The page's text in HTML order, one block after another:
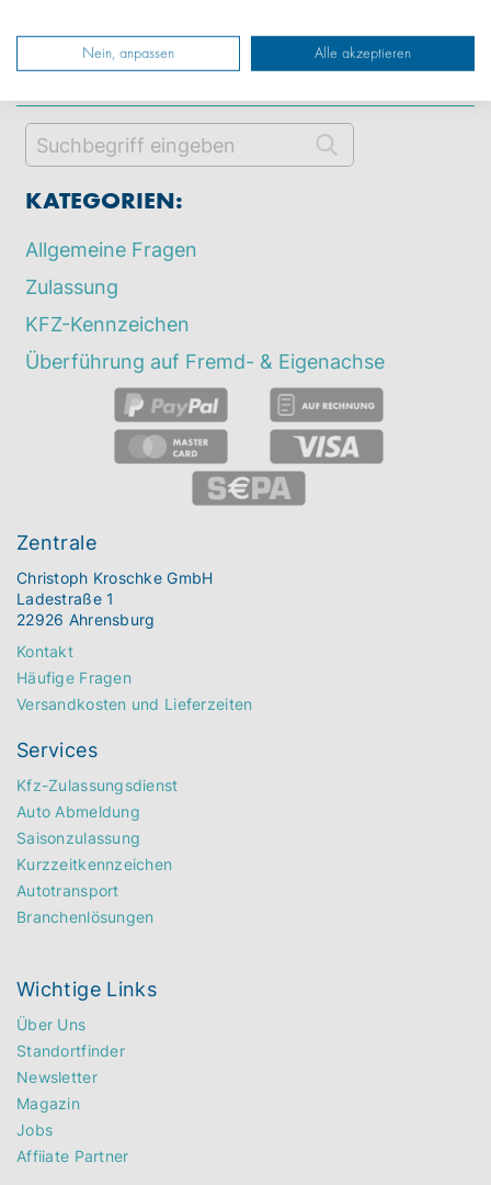
KENNZEICHENVERSICHERUNG MEIN-
SCHUTZ-SCHILD?
KATEGORIEN:
Allgemeine Fragen
Zulassung
KFZ-Kennzeichen
Überführung auf Fremd- & Eigenachse
Zentrale
Christoph Kroschke GmbH
Ladestraße 1
22926 Ahrensburg
Kontakt
Häufige Fragen
Versandkosten und Lieferzeiten
Services
Kfz-Zulassungsdienst
Auto Abmeldung
Saisonzulassung
Kurzzeitkennzeichen
Autotransport
Branchenlösungen
Wichtige Links
Über Uns
Standortfinder
Newsletter
Magazin
Jobs
Affiiate Partner
Nein, anpassen Alle akzeptieren